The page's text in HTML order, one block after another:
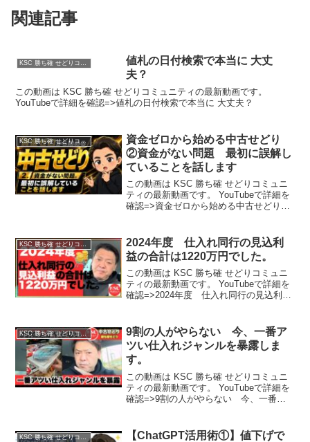
関連記事
値札の日付検索で本当に 大丈
夫？
この動画は KSC 勝ち確 せどりコミュニティの最新動画です。
YouTubeで詳細を確認=>値札の日付検索で本当に 大丈夫？
KSC 勝ち確 せどりコミュニティ
資金ゼロから始める中古せどり
②資金がない問題 最初に誤解し
ていることを話します
この動画は KSC 勝ち確 せどりコミュニ
ティの最新動画です。 YouTubeで詳細を
確認=>資金ゼロから始める中古せどり
KSC 勝ち確 せどりコミュニティ
2024年度 仕入れ同行の見込利
益の合計は1220万円でした。
この動画は KSC 勝ち確 せどりコミュニ
ティの最新動画です。 YouTubeで詳細を
確認=>2024年度 仕入れ同行の見込利益
KSC 勝ち確 せどりコミュニティ
9割の人がやらない 今、一番ア
ツい仕入れジャンルを暴露しま
す。
この動画は KSC 勝ち確 せどりコミュニ
ティの最新動画です。 YouTubeで詳細を
確認=>9割の人がやらない 今、一番ア
【ChatGPT活用術①】値下げで